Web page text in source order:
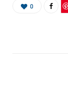
0